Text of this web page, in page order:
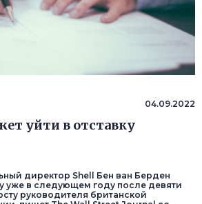
04.09.2022
уйти в отставку
директор Shell Бен ван Берден
уже в следующем году после девяти
руководителя британской